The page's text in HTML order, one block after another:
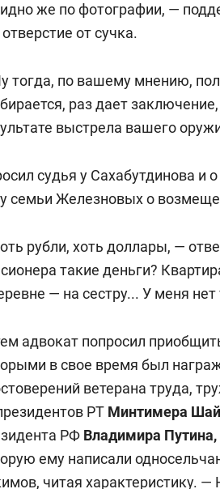
же по фотографии, —
отверстие от сучка.
тогда, по вашему мнению,
раз дает
выстрела вашего
судья у Сахабутдинова и
семьи Железновых о
рубли, хоть доллары, —
такие деньги?
— на сестру... У меня нет
адвокат попросил
в свое время был
ветерана труда,
РТ Минтимера
РФ Владимира Путина,
ему написали
читая характеристику.